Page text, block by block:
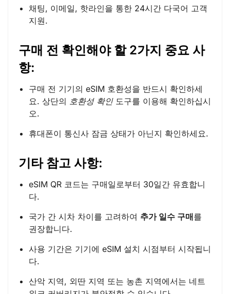
채팅, 이메일, 핫라인을 통한 24시간 다국어 고객
지원.
구매 전 확인해야 할 2가지 중요 사
항:
구매 전 기기의 eSIM 호환성을 반드시 확인하세
요. 상단의 호환성 확인도구를 이용해 확인하십시
오.
휴대폰이 통신사 잠금 상태가 아닌지 확인하세요.
기타 참고 사항:
eSIM QR 코드는 구매일로부터 30일간 유효합니
다.
국가 간 시차 차이를 고려하여 추가 일수 구매를
권장합니다.
사용 기간은 기기에 eSIM 설치 시점부터 시작됩니
다.
산악 지역, 외딴 지역 또는 농촌 지역에서는 네트